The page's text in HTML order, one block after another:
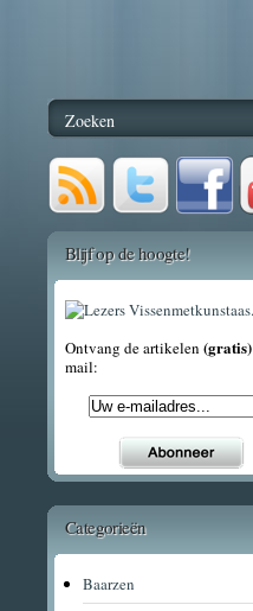
Blijf op de hoogte!
Ontvang de artikelen (gratis)
mail:
Categorieën
Baarzen